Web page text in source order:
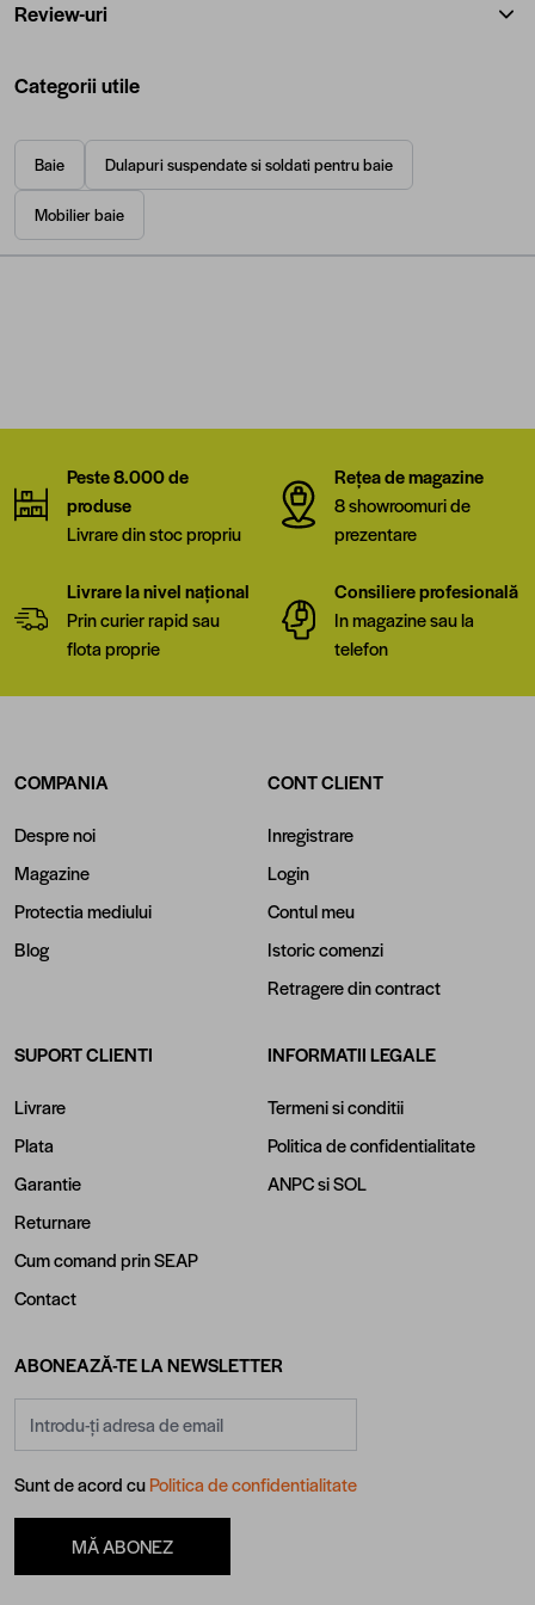
Review-uri
Categorii utile
Baie Dulapuri suspendate si soldati pentru baie
Mobilier baie
Peste 8.000 de
produse
Livrare din stoc propriu
Rețea de magazine
8 showroomuri de
prezentare
Livrare la nivel național
Prin curier rapid sau
flota proprie
Consiliere profesională
In magazine sau la
telefon
COMPANIA
Despre noi
Magazine
Protectia mediului
Blog
CONT CLIENT
Inregistrare
Login
Contul meu
Istoric comenzi
Retragere din contract
SUPORT CLIENTI
Livrare
Plata
Garantie
Returnare
Cum comand prin SEAP
Contact
INFORMATII LEGALE
Termeni si conditii
Politica de confidentialitate
ANPCsiSOL
ABONEAZĂ-TE LA NEWSLETTER
Sunt de acord cuPolitica de confidentialitate
MĂ ABONEZ